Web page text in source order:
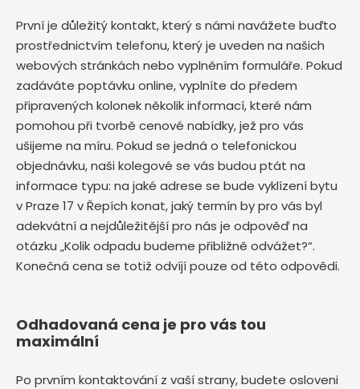
První je důležitý kontakt, který s námi navážete buďto
prostřednictvím telefonu, který je uveden na našich
webových stránkách nebo vyplněním formuláře. Pokud
zadáváte poptávku online, vyplníte do předem
připravených kolonek několik informací, které nám
pomohou při tvorbě cenové nabídky, jež pro vás
ušijeme na míru. Pokud se jedná o telefonickou
objednávku, naši kolegové se vás budou ptát na
informace typu: na jaké adrese se bude vyklízení bytu
v Praze 17 v Řepích konat, jaký termín by pro vás byl
adekvátní a nejdůležitější pro nás je odpověď na
otázku „Kolik odpadu budeme přibližně odvážet?“.
Konečná cena se totiž odvíjí pouze od této odpovědi.
Odhadovaná cena je pro vás tou
maximální
Po prvním kontaktování z vaší strany, budete osloveni